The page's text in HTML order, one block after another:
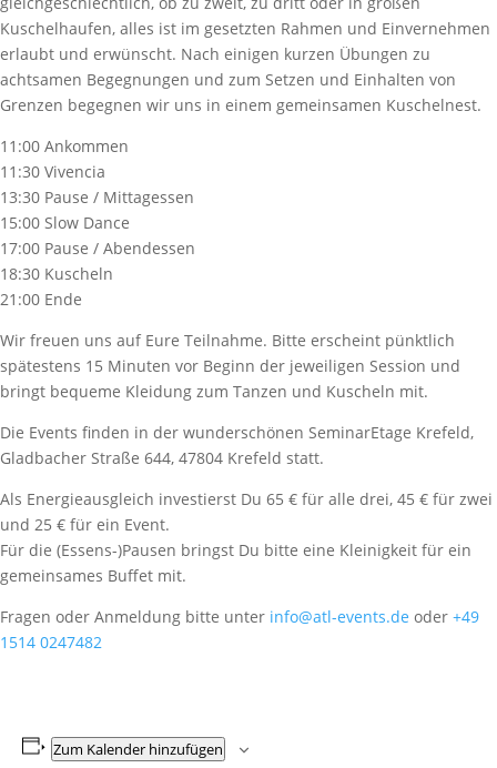
Kuschelhaufen, alles ist im gesetzten Rahmen und Einvernehmen
erlaubt und erwünscht. Nach einigen kurzen Übungen zu
achtsamen Begegnungen und zum Setzen und Einhalten von
Grenzen begegnen wir uns in einem gemeinsamen Kuschelnest.
11:00 Ankommen
11:30 Vivencia
13:30 Pause / Mittagessen
15:00 Slow Dance
17:00 Pause / Abendessen
18:30 Kuscheln
21:00 Ende
Wir freuen uns auf Eure Teilnahme. Bitte erscheint pünktlich
spätestens 15 Minuten vor Beginn der jeweiligen Session und
bringt bequeme Kleidung zum Tanzen und Kuscheln mit.
Die Events finden in der wunderschönen SeminarEtage Krefeld,
Gladbacher Straße 644, 47804 Krefeld statt.
Als Energieausgleich investierst Du 65 € für alle drei, 45 € für zwei
und 25 € für ein Event.
Für die (Essens-)Pausen bringst Du bitte eine Kleinigkeit für ein
gemeinsames Buffet mit.
Fragen oder Anmeldung bitte unter info@atl-events.de oder +49
1514 0247482
Zum Kalender hinzufügen